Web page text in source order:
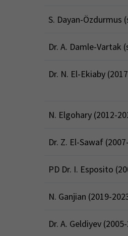
S. Dayan-Özdurmus
Dr. A. Damle-Vartak
Dr. N. El-Ekiaby
N. Elgohary (2012-
Dr. Z. El-Sawaf
PD Dr. I. Esposito
N. Ganjian (2019-
Dr. A. Geldiyev